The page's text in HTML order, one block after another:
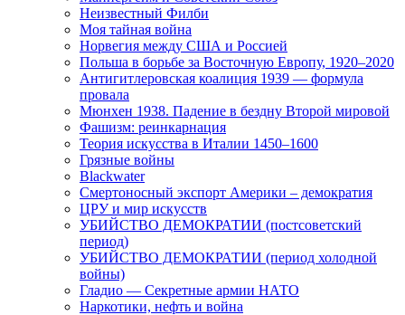
Неизвестный Филби
Моя тайная война
Норвегия между США и Россией
Польша в борьбе за Восточную Европу, 1920–2020
Антигитлеровская коалиция 1939 — формула
провала
Мюнхен 1938. Падение в бездну Второй мировой
Фашизм: реинкарнация
Теория искусства в Италии 1450–1600
Грязные войны
Blackwater
Смертоносный экспорт Америки – демократия
ЦРУ и мир искусств
УБИЙСТВО ДЕМОКРАТИИ (постсоветский
период)
УБИЙСТВО ДЕМОКРАТИИ (период холодной
войны)
Гладио — Секретные армии НАТО
Наркотики, нефть и война